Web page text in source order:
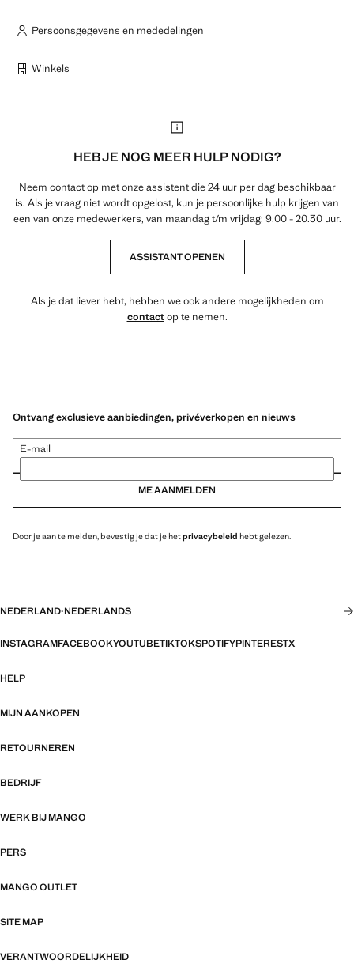
Persoonsgegevens en mededelingen
Winkels
HEB JE NOG MEER HULP NODIG?
Neem contact op met onze assistent die 24 uur per dag beschikbaar
is. Als je vraag niet wordt opgelost, kun je persoonlijke hulp krijgen van
een van onze medewerkers, van maandag t/m vrijdag: 9.00 - 20.30 uur.
ASSISTANT OPENEN
Als je dat liever hebt, hebben we ook andere mogelijkheden om
contactop te nemen.
Ontvang exclusieve aanbiedingen, privéverkopen en nieuws
E-mail
ME AANMELDEN
Door je aan te melden, bevestig je dat je hetprivacybeleid hebt gelezen.
NEDERLAND·NEDERLANDS
INSTAGRAMFACEBOOKYOUTUBETIKTOKSPOTIFYPINTERESTX
HELP
MIJN AANKOPEN
RETOURNEREN
BEDRIJF
WERK BIJ MANGO
PERS
MANGO OUTLET
SITE MAP
VERANTWOORDELIJKHEID